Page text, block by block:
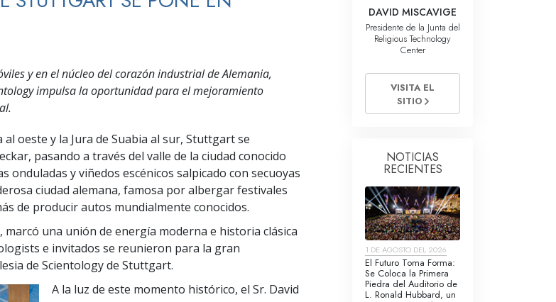
y en el núcleo del corazón industrial de Alemania,
impulsa la oportunidad para el mejoramiento
oeste y la Jura de Suabia al sur, Stuttgart se
pasando a través del valle de la ciudad conocido
onduladas y viñedos escénicos salpicado con secuoyas
ciudad alemana, famosa por albergar festivales
de producir autos mundialmente conocidos.
marcó una unión de energía moderna e historia clásica
e invitados se reunieron para la gran
de Scientology de Stuttgart.
A la luz de este momento histórico, el Sr. David
DAVID MISCAVIGE
Presidente de la Junta del
Religious Technology
Center
VISITA EL
SITIO
NOTICIAS
RECIENTES
1 DE AGOSTO DEL 2026
El Futuro Toma Forma:
Se Coloca la Primera
Piedra del Auditorio de
L. Ronald Hubbard, un